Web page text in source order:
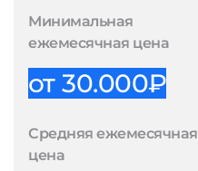
Минимальная
ежемесячная цена
от 30.000₽
Средняя ежемесячная
цена